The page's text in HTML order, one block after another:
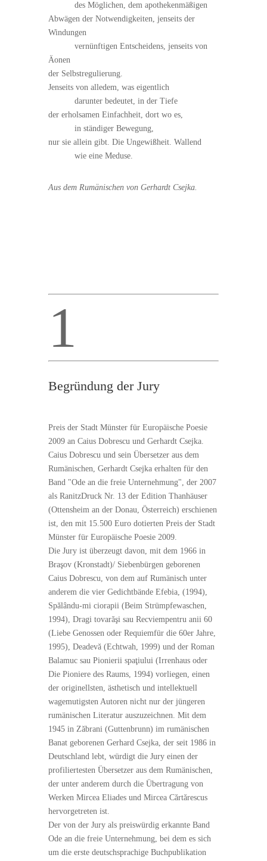
des Möglichen, dem apothekenmäßigen
Abwägen der Notwendigkeiten, jenseits der
Windungen
vernünftigen Entscheidens, jenseits von
Äonen
der Selbstregulierung.
Jenseits von alledem, was eigentlich
darunter bedeutet, in der Tiefe
der erholsamen Einfachheit, dort wo es,
in ständiger Bewegung,
nur sie allein gibt. Die Ungewißheit. Wallend
wie eine Meduse.
Aus dem Rumänischen von Gerhardt Csejka.
1
Begründung der Jury
Preis der Stadt Münster für Europäische Poesie
2009 an Caius Dobrescu und Gerhardt Csejka.
Caius Dobrescu und sein Übersetzer aus dem
Rumänischen, Gerhardt Csejka erhalten für den
Band "Ode an die freie Unternehmung", der 2007
als RanitzDruck Nr. 13 der Edition Thanhäuser
(Ottensheim an der Donau, Österreich) erschienen
ist, den mit 15.500 Euro dotierten Preis der Stadt
Münster für Europäische Poesie 2009.
Die Jury ist überzeugt davon, mit dem 1966 in
Braşov (Kronstadt)/ Siebenbürgen geborenen
Caius Dobrescu, von dem auf Rumänisch unter
anderem die vier Gedichtbände Efebia, (1994),
Spălându-mi ciorapii (Beim Strümpfewaschen,
1994), Dragi tovarăşi sau Recviempentru anii 60
(Liebe Genossen oder Requiemfür die 60er Jahre,
1995), Deadevă (Echtwah, 1999) und der Roman
Balamuc sau Pionierii spaţiului (Irrenhaus oder
Die Pioniere des Raums, 1994) vorliegen, einen
der originellsten, ästhetisch und intellektuell
wagemutigsten Autoren nicht nur der jüngeren
rumänischen Literatur auszuzeichnen. Mit dem
1945 in Zăbrani (Guttenbrunn) im rumänischen
Banat geborenen Gerhard Csejka, der seit 1986 in
Deutschland lebt, würdigt die Jury einen der
profiliertesten Übersetzer aus dem Rumänischen,
der unter anderem durch die Übertragung von
Werken Mircea Eliades und Mircea Cărtărescus
hervorgetreten ist.
Der von der Jury als preiswürdig erkannte Band
Ode an die freie Unternehmung, bei dem es sich
um die erste deutschsprachige Buchpublikation